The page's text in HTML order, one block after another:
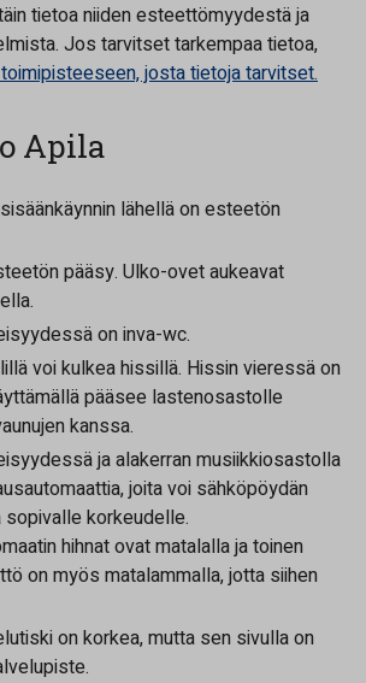
tietoa niiden esteettömyydestä ja
Jos tarvitset tarkempaa tietoa,
josta tietoja tarvitset.
Apila
lähellä on esteetön
pääsy. Ulko-ovet aukeavat
on inva-wc.
voi kulkea hissillä. Hissin vieressä on
pääsee lastenosastolle
kanssa.
ja alakerran musiikkiosastolla
joita voi sähköpöydän
korkeudelle.
hihnat ovat matalalla ja toinen
on myös matalammalla, jotta siihen
on korkea, mutta sen sivulla on